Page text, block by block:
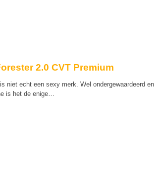
2.0 CVT Premium
niet echt een sexy merk. Wel ondergewaardeerd en
is het de enige…